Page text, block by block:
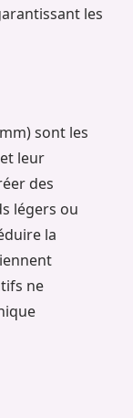
les
sont les
leur
des
légers ou
la
ne